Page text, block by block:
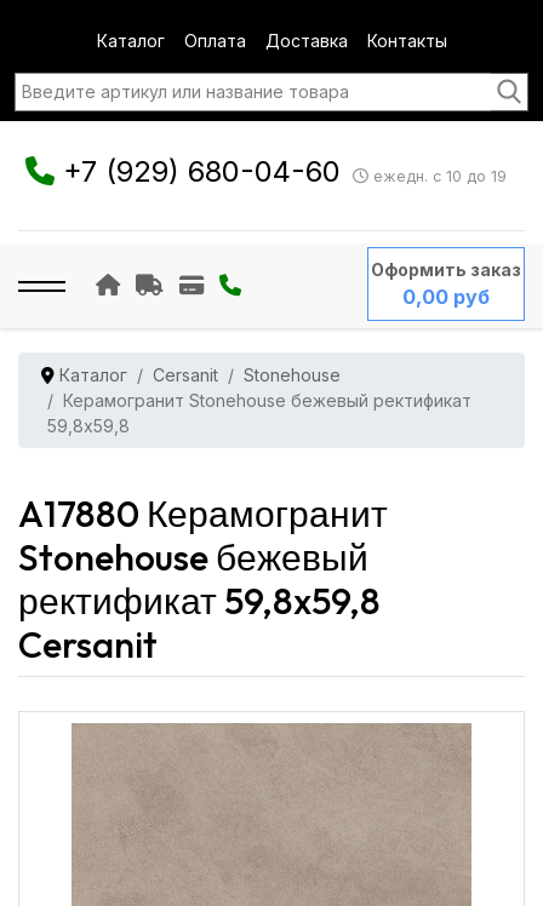
Каталог Оплата Доставка Контакты
+7 (929) 680-04-60 ежедн. с 10 до 19
Оформить заказ
0,00 руб
Каталог Cersanit
Stonehouse
Керамогранит Stonehouse бежевый ректификат
59,8x59,8
A17880 Керамогранит
Stonehouse бежевый
ректификат 59,8x59,8
Cersanit